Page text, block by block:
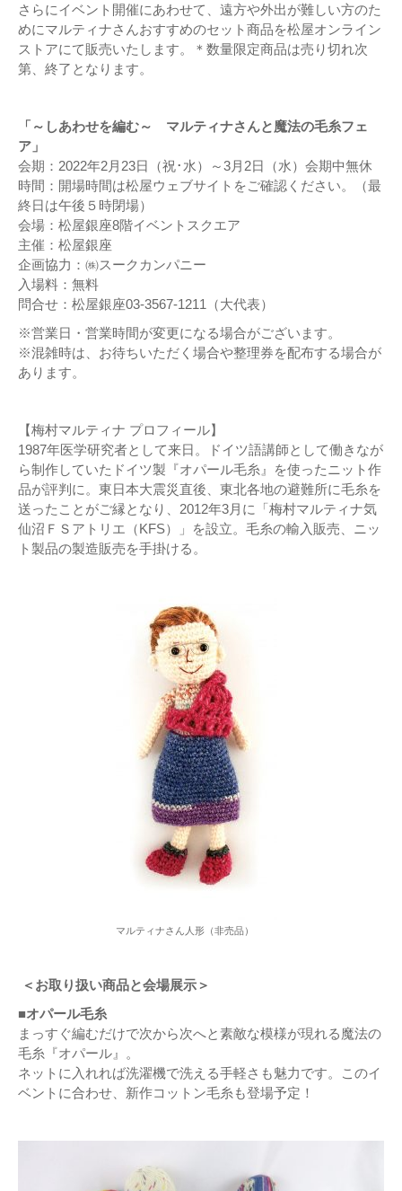
さらにイベント開催にあわせて、遠方や外出が難しい方のた
めにマルティナさんおすすめのセット商品を松屋オンライン
ストアにて販売いたします。＊数量限定商品は売り切れ次
第、終了となります。
「～しあわせを編む～ マルティナさんと魔法の毛糸フェ
ア」
会期：2022年2月23日（祝･水）～3月2日（水）会期中無休
時間：開場時間は松屋ウェブサイトをご確認ください。（最
終日は午後５時閉場）
会場：松屋銀座8階イベントスクエア
主催：松屋銀座
企画協力：㈱スークカンパニー
入場料：無料
問合せ：松屋銀座03-3567-1211（大代表）
※営業日・営業時間が変更になる場合がございます。
※混雑時は、お待ちいただく場合や整理券を配布する場合が
あります。
【梅村マルティナ プロフィール】
1987年医学研究者として来日。ドイツ語講師として働きなが
ら制作していたドイツ製『オパール毛糸』を使ったニット作
品が評判に。東日本大震災直後、東北各地の避難所に毛糸を
送ったことがご縁となり、2012年3月に「梅村マルティナ気
仙沼ＦＳアトリエ（KFS）」を設立。毛糸の輸入販売、ニッ
ト製品の製造販売を手掛ける。
マルティナさん人形（非売品）
＜お取り扱い商品と会場展示＞
■オパール毛糸
まっすぐ編むだけで次から次へと素敵な模様が現れる魔法の
毛糸『オパール』。
ネットに入れれば洗濯機で洗える手軽さも魅力です。このイ
ベントに合わせ、新作コットン毛糸も登場予定！